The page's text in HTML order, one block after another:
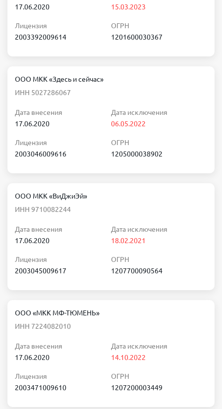
17.06.2020
15.03.2023
Лицензия
2003392009614
ОГРН
1201600030367
ООО МКК «Здесь и сейчас»
ИНН 5027286067
Дата внесения
17.06.2020
Дата исключения
06.05.2022
Лицензия
2003046009616
ОГРН
1205000038902
ООО МКК «ВиДжиЭй»
ИНН 9710082244
Дата внесения
17.06.2020
Дата исключения
18.02.2021
Лицензия
2003045009617
ОГРН
1207700090564
ООО «МКК МФ-ТЮМЕНЬ»
ИНН 7224082010
Дата внесения
17.06.2020
Дата исключения
14.10.2022
Лицензия
2003471009610
ОГРН
1207200003449